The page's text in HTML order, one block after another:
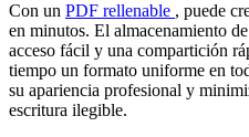
Con un PDF rellenable , puede
en minutos. El almacenamiento
acceso fácil y una compartición
tiempo un formato uniforme en
su apariencia profesional y
escritura ilegible.